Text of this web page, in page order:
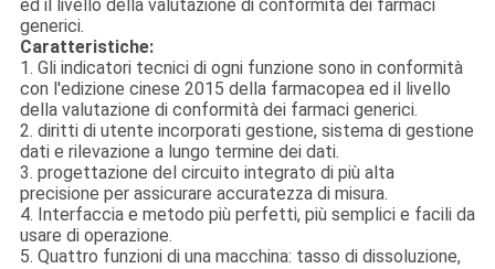
ed il livello della valutazione di conformità dei farmaci
generici.
Caratteristiche:
1. Gli indicatori tecnici di ogni funzione sono in conformità
con l'edizione cinese 2015 della farmacopea ed il livello
della valutazione di conformità dei farmaci generici.
2. diritti di utente incorporati gestione, sistema di gestione
dati e rilevazione a lungo termine dei dati.
3. progettazione del circuito integrato di più alta
precisione per assicurare accuratezza di misura.
4. Interfaccia e metodo più perfetti, più semplici e facili da
usare di operazione.
5. Quattro funzioni di una macchina: tasso di dissoluzione,